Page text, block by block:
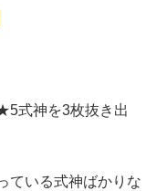
式神を3枚抜き出
ている式神ばかりな